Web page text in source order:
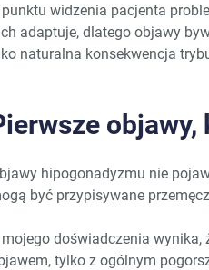
widzenia pacjenta
adaptuje, dlatego objawy
naturalna konsekwencja
objawy,
hipogonadyzmu nie
być przypisywane
doświadczenia wynika,
tylko z ogólnym